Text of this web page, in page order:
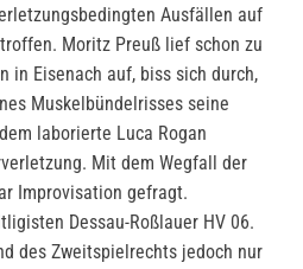
Ausfällen auf
Moritz Preuß lief schon zu
in Eisenach auf, biss sich durch,
Muskelbündelrisses seine
laborierte Luca Rogan
Mit dem Wegfall der
Improvisation gefragt.
Dessau-Roßlauer HV 06.
des Zweitspielrechts jedoch nur